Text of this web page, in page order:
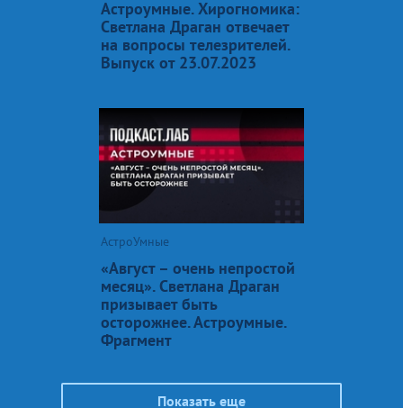
Астроумные. Хирогномика:
Светлана Драган отвечает
на вопросы телезрителей.
Выпуск от 23.07.2023
АстроУмные
«Август – очень непростой
месяц». Светлана Драган
призывает быть
осторожнее. Астроумные.
Фрагмент
Показать еще